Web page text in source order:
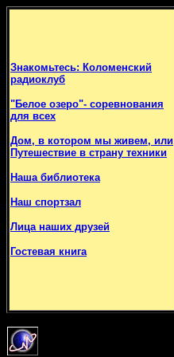
Знакомьтесь: Коломенский
радиоклуб
"Белое озеро"- соревнования
для всех
Дом, в котором мы живем, или
Путешествие в страну техники
Наша библиотека
Наш спортзал
Лица наших друзей
Гостевая книга